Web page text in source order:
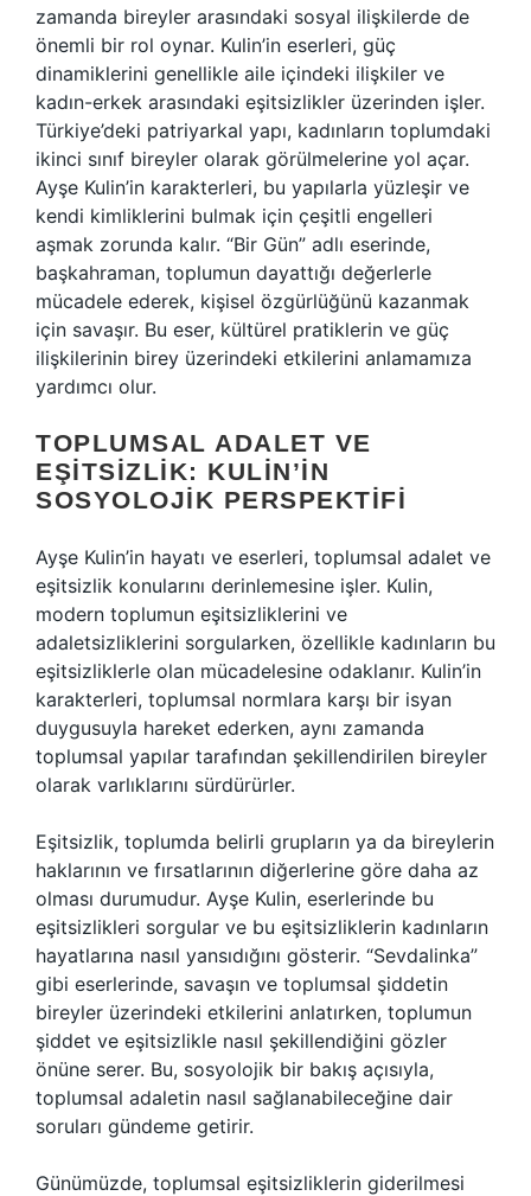
zamanda bireyler arasındaki sosyal ilişkilerde de
önemli bir rol oynar. Kulin’in eserleri, güç
dinamiklerini genellikle aile içindeki ilişkiler ve
kadın-erkek arasındaki eşitsizlikler üzerinden işler.
Türkiye’deki patriyarkal yapı, kadınların toplumdaki
ikinci sınıf bireyler olarak görülmelerine yol açar.
Ayşe Kulin’in karakterleri, bu yapılarla yüzleşir ve
kendi kimliklerini bulmak için çeşitli engelleri
aşmak zorunda kalır. “Bir Gün” adlı eserinde,
başkahraman, toplumun dayattığı değerlerle
mücadele ederek, kişisel özgürlüğünü kazanmak
için savaşır. Bu eser, kültürel pratiklerin ve güç
ilişkilerinin birey üzerindeki etkilerini anlamamıza
yardımcı olur.
TOPLUMSAL ADALET VE
EŞITSIZLIK: KULIN’IN
SOSYOLOJIK PERSPEKTIFI
Ayşe Kulin’in hayatı ve eserleri, toplumsal adalet ve
eşitsizlik konularını derinlemesine işler. Kulin,
modern toplumun eşitsizliklerini ve
adaletsizliklerini sorgularken, özellikle kadınların bu
eşitsizliklerle olan mücadelesine odaklanır. Kulin’in
karakterleri, toplumsal normlara karşı bir isyan
duygusuyla hareket ederken, aynı zamanda
toplumsal yapılar tarafından şekillendirilen bireyler
olarak varlıklarını sürdürürler.
Eşitsizlik, toplumda belirli grupların ya da bireylerin
haklarının ve fırsatlarının diğerlerine göre daha az
olması durumudur. Ayşe Kulin, eserlerinde bu
eşitsizlikleri sorgular ve bu eşitsizliklerin kadınların
hayatlarına nasıl yansıdığını gösterir. “Sevdalinka”
gibi eserlerinde, savaşın ve toplumsal şiddetin
bireyler üzerindeki etkilerini anlatırken, toplumun
şiddet ve eşitsizlikle nasıl şekillendiğini gözler
önüne serer. Bu, sosyolojik bir bakış açısıyla,
toplumsal adaletin nasıl sağlanabileceğine dair
soruları gündeme getirir.
Günümüzde, toplumsal eşitsizliklerin giderilmesi